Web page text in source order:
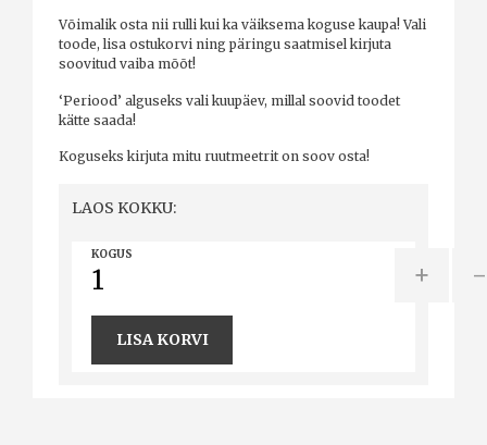
Võimalik osta nii rulli kui ka väiksema koguse kaupa! Vali
toode, lisa ostukorvi ning päringu saatmisel kirjuta
soovitud vaiba mõõt!
‘Periood’ alguseks vali kuupäev, millal soovid toodet
kätte saada!
Koguseks kirjuta mitu ruutmeetrit on soov osta!
LAOS KOKKU:
KOGUS
+ -
LISA KORVI